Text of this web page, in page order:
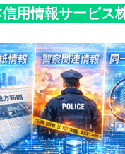
信用情報サービス